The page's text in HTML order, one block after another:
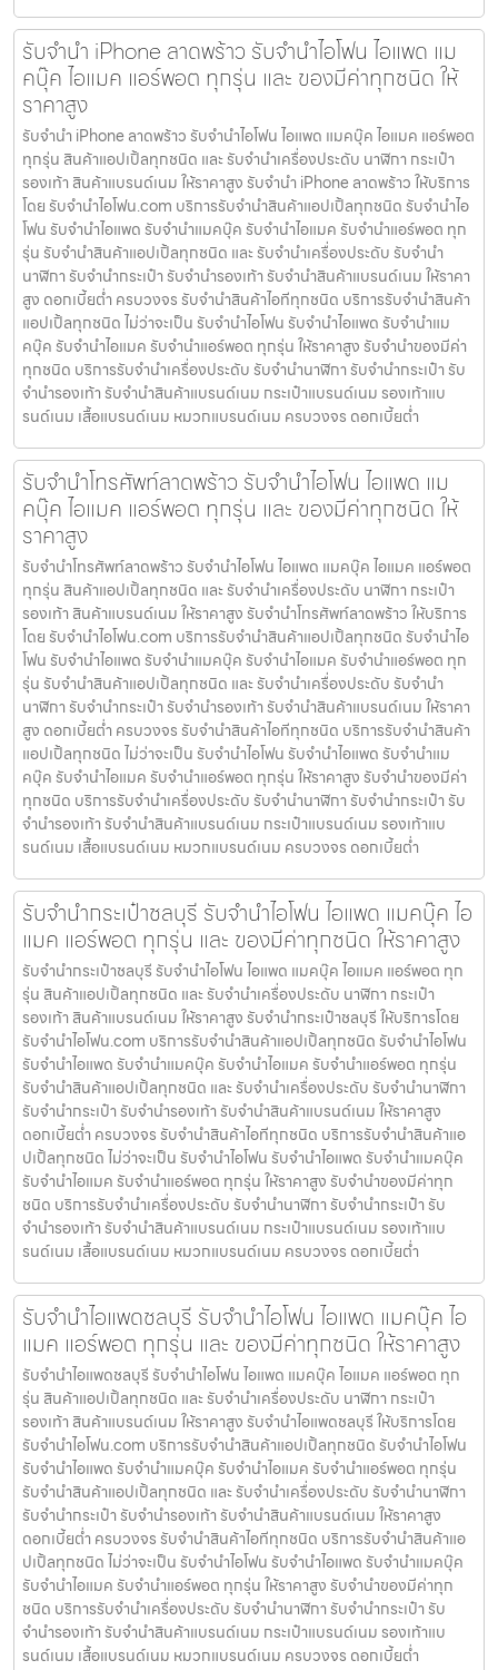
รับจำนำ iPhone ลาดพร้าว รับจำนำไอโฟน ไอแพด แม
คบุ๊ค ไอแมค แอร์พอต ทุกรุ่น และ ของมีค่าทุกชนิด ให้
ราคาสูง
รับจำนำ iPhone ลาดพร้าว รับจำนำไอโฟน ไอแพด แมคบุ๊ค ไอแมค แอร์พอต
ทุกรุ่น สินค้าแอปเปิ้ลทุกชนิด และ รับจำนำเครื่องประดับ นาฬิกา กระเป๋า
รองเท้า สินค้าแบรนด์เนม ให้ราคาสูง รับจำนำ iPhone ลาดพร้าว ให้บริการ
โดย รับจํานําไอโฟน.com บริการรับจำนำสินค้าแอปเปิ้ลทุกชนิด รับจำนำไอ
โฟน รับจำนำไอแพด รับจำนำแมคบุ๊ค รับจำนำไอแมค รับจำนำแอร์พอต ทุก
รุ่น รับจำนำสินค้าแอปเปิ้ลทุกชนิด และ รับจำนำเครื่องประดับ รับจำนำ
นาฬิกา รับจำนำกระเป๋า รับจำนำรองเท้า รับจำนำสินค้าแบรนด์เนม ให้ราคา
สูง ดอกเบี้ยต่ำ ครบวงจร รับจำนำสินค้าไอทีทุกชนิด บริการรับจำนำสินค้า
แอปเปิ้ลทุกชนิด ไม่ว่าจะเป็น รับจำนำไอโฟน รับจำนำไอแพด รับจำนำแม
คบุ๊ค รับจำนำไอแมค รับจำนำแอร์พอต ทุกรุ่น ให้ราคาสูง รับจำนำของมีค่า
ทุกชนิด บริการรับจำนำเครื่องประดับ รับจำนำนาฬิกา รับจำนำกระเป๋า รับ
จำนำรองเท้า รับจำนำสินค้าแบรนด์เนม กระเป๋าแบรนด์เนม รองเท้าแบ
รนด์เนม เสื้อแบรนด์เนม หมวกแบรนด์เนม ครบวงจร ดอกเบี้ยต่ำ
รับจำนำโทรศัพท์ลาดพร้าว รับจำนำไอโฟน ไอแพด แม
คบุ๊ค ไอแมค แอร์พอต ทุกรุ่น และ ของมีค่าทุกชนิด ให้
ราคาสูง
รับจำนำโทรศัพท์ลาดพร้าว รับจำนำไอโฟน ไอแพด แมคบุ๊ค ไอแมค แอร์พอต
ทุกรุ่น สินค้าแอปเปิ้ลทุกชนิด และ รับจำนำเครื่องประดับ นาฬิกา กระเป๋า
รองเท้า สินค้าแบรนด์เนม ให้ราคาสูง รับจำนำโทรศัพท์ลาดพร้าว ให้บริการ
โดย รับจํานําไอโฟน.com บริการรับจำนำสินค้าแอปเปิ้ลทุกชนิด รับจำนำไอ
โฟน รับจำนำไอแพด รับจำนำแมคบุ๊ค รับจำนำไอแมค รับจำนำแอร์พอต ทุก
รุ่น รับจำนำสินค้าแอปเปิ้ลทุกชนิด และ รับจำนำเครื่องประดับ รับจำนำ
นาฬิกา รับจำนำกระเป๋า รับจำนำรองเท้า รับจำนำสินค้าแบรนด์เนม ให้ราคา
สูง ดอกเบี้ยต่ำ ครบวงจร รับจำนำสินค้าไอทีทุกชนิด บริการรับจำนำสินค้า
แอปเปิ้ลทุกชนิด ไม่ว่าจะเป็น รับจำนำไอโฟน รับจำนำไอแพด รับจำนำแม
คบุ๊ค รับจำนำไอแมค รับจำนำแอร์พอต ทุกรุ่น ให้ราคาสูง รับจำนำของมีค่า
ทุกชนิด บริการรับจำนำเครื่องประดับ รับจำนำนาฬิกา รับจำนำกระเป๋า รับ
จำนำรองเท้า รับจำนำสินค้าแบรนด์เนม กระเป๋าแบรนด์เนม รองเท้าแบ
รนด์เนม เสื้อแบรนด์เนม หมวกแบรนด์เนม ครบวงจร ดอกเบี้ยต่ำ
รับจำนำกระเป๋าชลบุรี รับจำนำไอโฟน ไอแพด แมคบุ๊ค ไอ
แมค แอร์พอต ทุกรุ่น และ ของมีค่าทุกชนิด ให้ราคาสูง
รับจำนำกระเป๋าชลบุรี รับจำนำไอโฟน ไอแพด แมคบุ๊ค ไอแมค แอร์พอต ทุก
รุ่น สินค้าแอปเปิ้ลทุกชนิด และ รับจำนำเครื่องประดับ นาฬิกา กระเป๋า
รองเท้า สินค้าแบรนด์เนม ให้ราคาสูง รับจำนำกระเป๋าชลบุรี ให้บริการโดย
รับจํานําไอโฟน.com บริการรับจำนำสินค้าแอปเปิ้ลทุกชนิด รับจำนำไอโฟน
รับจำนำไอแพด รับจำนำแมคบุ๊ค รับจำนำไอแมค รับจำนำแอร์พอต ทุกรุ่น
รับจำนำสินค้าแอปเปิ้ลทุกชนิด และ รับจำนำเครื่องประดับ รับจำนำนาฬิกา
รับจำนำกระเป๋า รับจำนำรองเท้า รับจำนำสินค้าแบรนด์เนม ให้ราคาสูง
ดอกเบี้ยต่ำ ครบวงจร รับจำนำสินค้าไอทีทุกชนิด บริการรับจำนำสินค้าแอ
ปเปิ้ลทุกชนิด ไม่ว่าจะเป็น รับจำนำไอโฟน รับจำนำไอแพด รับจำนำแมคบุ๊ค
รับจำนำไอแมค รับจำนำแอร์พอต ทุกรุ่น ให้ราคาสูง รับจำนำของมีค่าทุก
ชนิด บริการรับจำนำเครื่องประดับ รับจำนำนาฬิกา รับจำนำกระเป๋า รับ
จำนำรองเท้า รับจำนำสินค้าแบรนด์เนม กระเป๋าแบรนด์เนม รองเท้าแบ
รนด์เนม เสื้อแบรนด์เนม หมวกแบรนด์เนม ครบวงจร ดอกเบี้ยต่ำ
รับจำนำไอแพดชลบุรี รับจำนำไอโฟน ไอแพด แมคบุ๊ค ไอ
แมค แอร์พอต ทุกรุ่น และ ของมีค่าทุกชนิด ให้ราคาสูง
รับจำนำไอแพดชลบุรี รับจำนำไอโฟน ไอแพด แมคบุ๊ค ไอแมค แอร์พอต ทุก
รุ่น สินค้าแอปเปิ้ลทุกชนิด และ รับจำนำเครื่องประดับ นาฬิกา กระเป๋า
รองเท้า สินค้าแบรนด์เนม ให้ราคาสูง รับจำนำไอแพดชลบุรี ให้บริการโดย
รับจํานําไอโฟน.com บริการรับจำนำสินค้าแอปเปิ้ลทุกชนิด รับจำนำไอโฟน
รับจำนำไอแพด รับจำนำแมคบุ๊ค รับจำนำไอแมค รับจำนำแอร์พอต ทุกรุ่น
รับจำนำสินค้าแอปเปิ้ลทุกชนิด และ รับจำนำเครื่องประดับ รับจำนำนาฬิกา
รับจำนำกระเป๋า รับจำนำรองเท้า รับจำนำสินค้าแบรนด์เนม ให้ราคาสูง
ดอกเบี้ยต่ำ ครบวงจร รับจำนำสินค้าไอทีทุกชนิด บริการรับจำนำสินค้าแอ
ปเปิ้ลทุกชนิด ไม่ว่าจะเป็น รับจำนำไอโฟน รับจำนำไอแพด รับจำนำแมคบุ๊ค
รับจำนำไอแมค รับจำนำแอร์พอต ทุกรุ่น ให้ราคาสูง รับจำนำของมีค่าทุก
ชนิด บริการรับจำนำเครื่องประดับ รับจำนำนาฬิกา รับจำนำกระเป๋า รับ
จำนำรองเท้า รับจำนำสินค้าแบรนด์เนม กระเป๋าแบรนด์เนม รองเท้าแบ
รนด์เนม เสื้อแบรนด์เนม หมวกแบรนด์เนม ครบวงจร ดอกเบี้ยต่ำ